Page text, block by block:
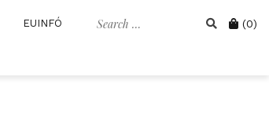
Search Cart
(0)
EUINFÓ